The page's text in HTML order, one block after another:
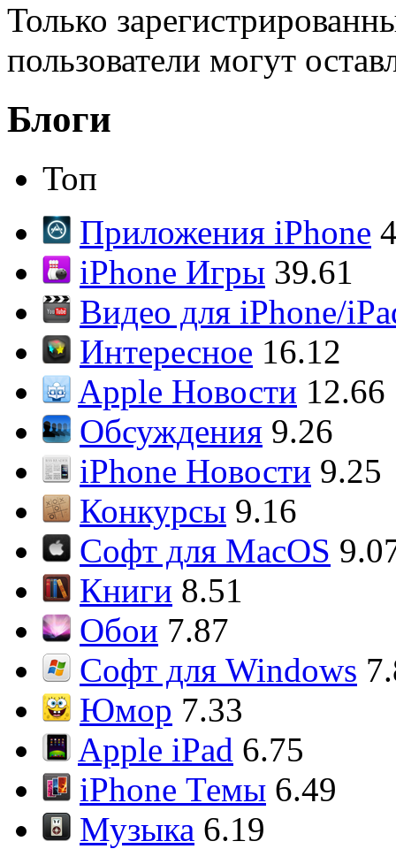
Только
пользователи могут
Блоги
Топ
Приложения iPhone
iPhone Игры 39.61
Видео для iPhone/
Интересное 16.12
Apple Новости 12.66
Обсуждения 9.26
iPhone Новости 9.25
Конкурсы 9.16
Софт для MacOS
Книги 8.51
Обои 7.87
Софт для Windows
Юмор 7.33
Apple iPad 6.75
iPhone Темы 6.49
Музыка 6.19